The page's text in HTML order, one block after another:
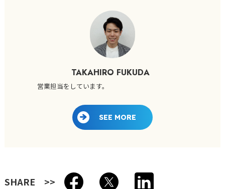
TAKAHIRO FUKUDA
営業担当をしています。
SEE MORE
SHARE